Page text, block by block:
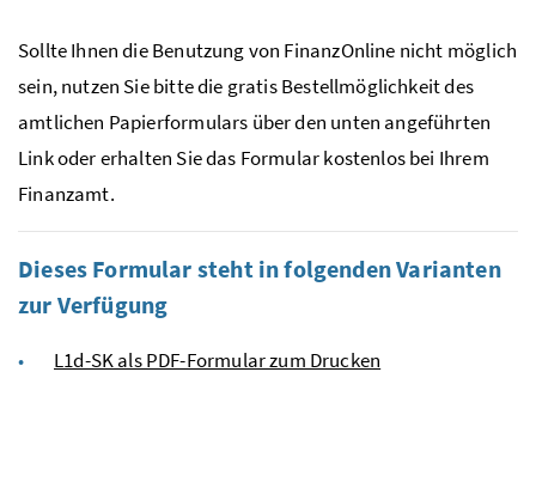
Sollte Ihnen die Benutzung von FinanzOnline nicht möglich
sein, nutzen Sie bitte die gratis Bestellmöglichkeit des
amtlichen Papierformulars über den unten angeführten
Link oder erhalten Sie das Formular kostenlos bei Ihrem
Finanzamt.
Dieses Formular steht in folgenden Varianten
zur Verfügung
L1d-SK als PDF-Formular zum Drucken